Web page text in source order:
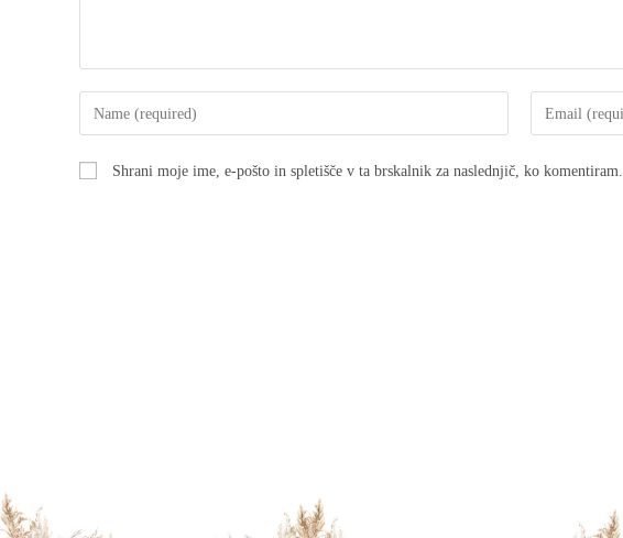
Shrani moje ime, e-pošto in spletišče v ta brskalnik za naslednjič, ko komentiram.